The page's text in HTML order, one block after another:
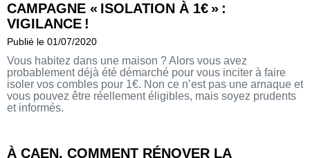
CAMPAGNE « ISOLATION À 1 € » :
VIGILANCE !
Publié le 01/07/2020
Vous habitez dans une maison ? Alors vous avez
probablement déjà été démarché pour vous inciter à faire
isoler vos combles pour 1€. Non ce n’est pas une arnaque et
vous pouvez être réellement éligibles, mais soyez prudents
et informés.
À CAEN, COMMENT RÉNOVER LA